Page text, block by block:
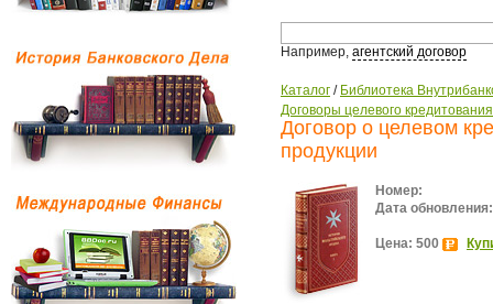
Например, агентский договор
Каталог / Библиотека
Договоры целевого кредитования
Договор о целевом
продукции
Номер:
Дата обновления:
Цена: 500